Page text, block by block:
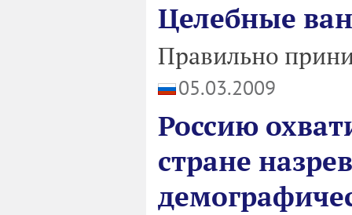
Целебные
Правильно
05.03.2009
Россию
стране